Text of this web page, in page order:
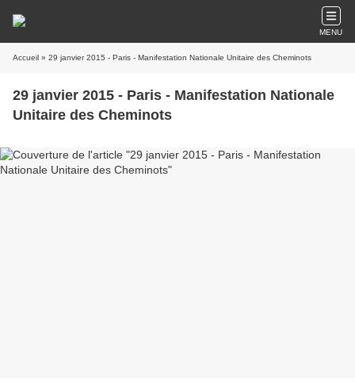
MENU
Accueil » 29 janvier 2015 - Paris - Manifestation Nationale Unitaire des Cheminots
29 janvier 2015 - Paris - Manifestation Nationale
Unitaire des Cheminots